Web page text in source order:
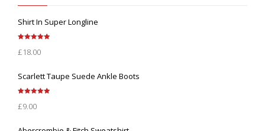
Shirt In Super Longline
out of 5
£18.00
Scarlett Taupe Suede Ankle Boots
out of 5
£9.00